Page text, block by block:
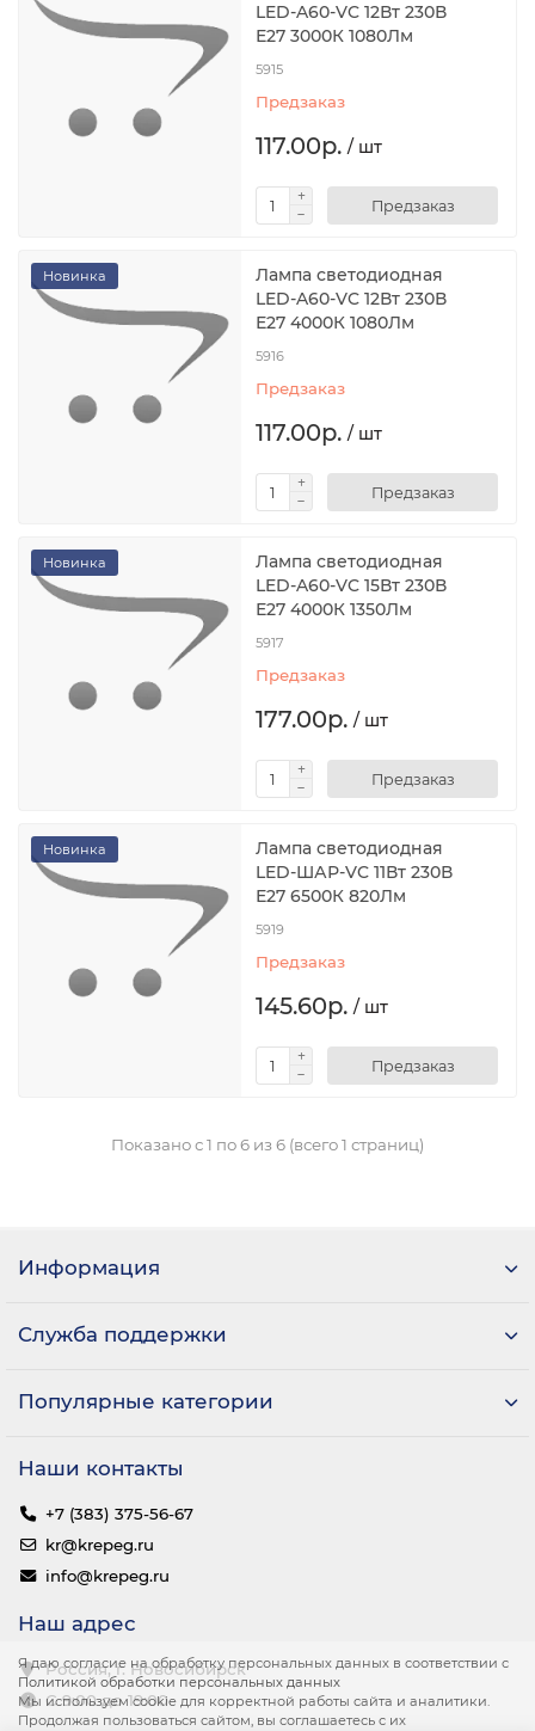
LED-A60-VC 12Вт 230В
Е27 3000К 1080Лм
5915
Предзаказ
117.00р. / шт
Предзаказ
Новинка
Лампа светодиодная
LED-A60-VC 12Вт 230В
Е27 4000К 1080Лм
5916
Предзаказ
117.00р. / шт
Предзаказ
Новинка
Лампа светодиодная
LED-A60-VC 15Вт 230В
Е27 4000К 1350Лм
5917
Предзаказ
177.00р. / шт
Предзаказ
Новинка
Лампа светодиодная
LED-ШАР-VC 11Вт 230В
Е27 6500К 820Лм
5919
Предзаказ
145.60р. / шт
Предзаказ
Показано с 1 по 6 из 6 (всего 1 страниц)
Я даю согласие на обработку персональных данных в соответствии с
Политикой обработки персональных данных
Мы используем cookie для корректной работы сайта и аналитики.
Продолжая пользоваться сайтом, вы соглашаетесь с их
Информация
Служба поддержки
Популярные категории
Наши контакты
+7 (383) 375-56-67
kr@krepeg.ru
info@krepeg.ru
Наш адрес
Россия, г. Новосибирск
С 9:00 до 19:00